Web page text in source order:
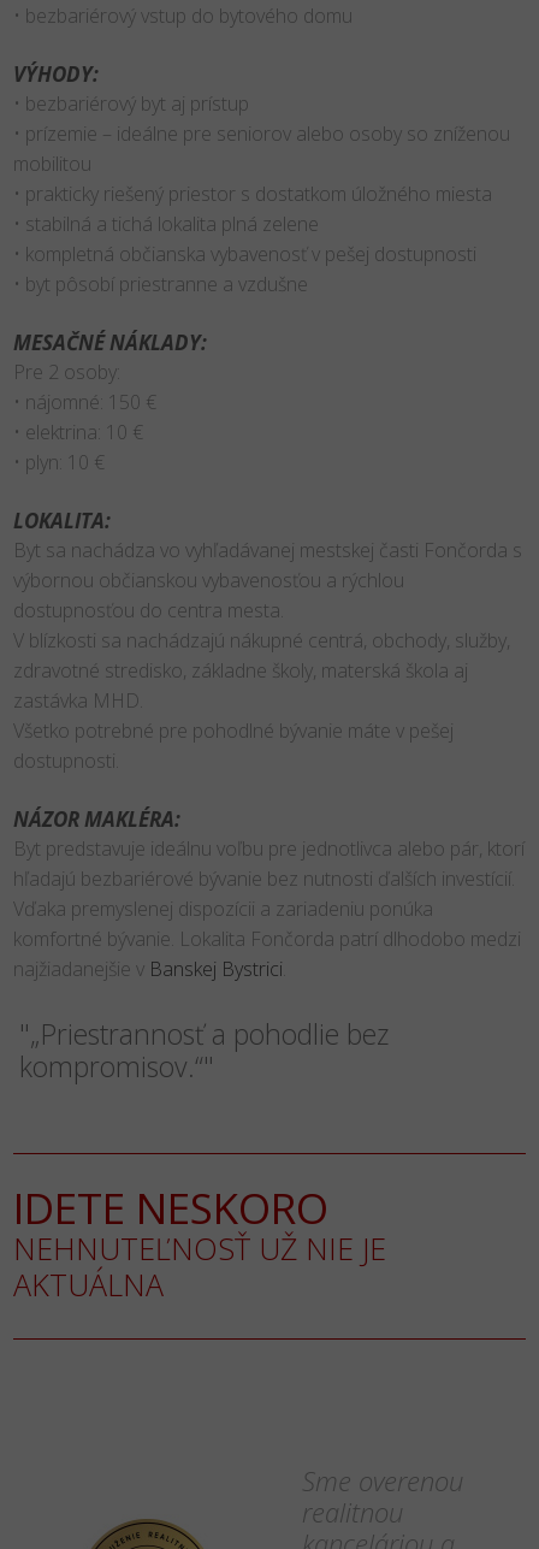
• bezbariérový vstup do bytového domu
VÝHODY:
• bezbariérový byt aj prístup
• prízemie – ideálne pre seniorov alebo osoby so zníženou
mobilitou
• prakticky riešený priestor s dostatkom úložného miesta
• stabilná a tichá lokalita plná zelene
• kompletná občianska vybavenosť v pešej dostupnosti
• byt pôsobí priestranne a vzdušne
MESAČNÉ NÁKLADY:
Pre 2 osoby:
• nájomné: 150 €
• elektrina: 10 €
• plyn: 10 €
LOKALITA:
Byt sa nachádza vo vyhľadávanej mestskej časti Fončorda s
výbornou občianskou vybavenosťou a rýchlou
dostupnosťou do centra mesta.
V blízkosti sa nachádzajú nákupné centrá, obchody, služby,
zdravotné stredisko, základne školy, materská škola aj
zastávka MHD.
Všetko potrebné pre pohodlné bývanie máte v pešej
dostupnosti.
NÁZOR MAKLÉRA:
Byt predstavuje ideálnu voľbu pre jednotlivca alebo pár, ktorí
hľadajú bezbariérové bývanie bez nutnosti ďalších investícií.
Vďaka premyslenej dispozícii a zariadeniu ponúka
komfortné bývanie. Lokalita Fončorda patrí dlhodobo medzi
najžiadanejšie v Banskej Bystrici.
"„Priestrannosť a pohodlie bez
kompromisov.“"
IDETE NESKORO
NEHNUTEĽNOSŤ UŽ NIE JE
AKTUÁLNA
Sme overenou
realitnou